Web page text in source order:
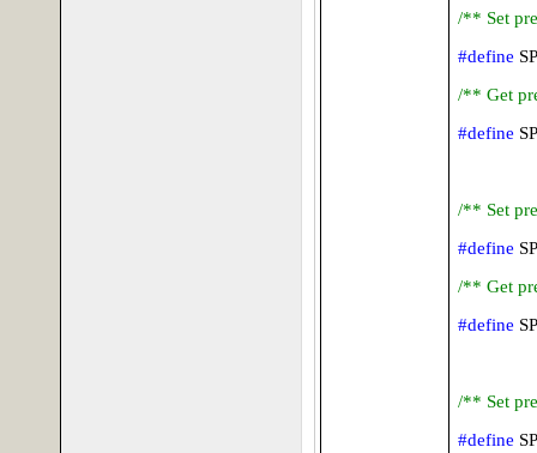
/** Set
#define
/** Get
#define
/** Set
#define
/** Get
#define
/** Set
#define